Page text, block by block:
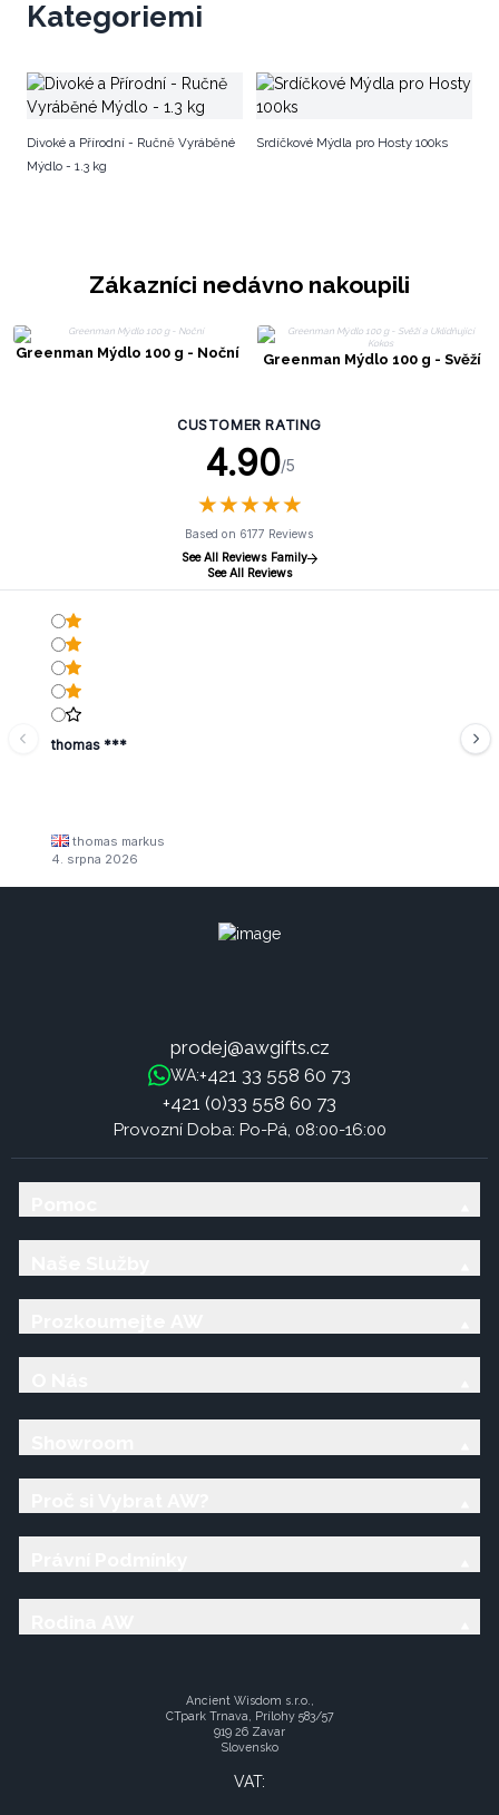
Kategoriemi
Divoké a Přírodní - Ručně Vyráběné
Mýdlo - 1.3 kg
Srdíčkové Mýdla pro Hosty 100ks
Zákazníci nedávno nakoupili
Greenman Mýdlo 100 g - Noční
Greenman Mýdlo 100 g - Svěží
CUSTOMER RATING
4.90/5
★★★★★
★★★★★
Based on 6177 Reviews
See All Reviews Family
See All Reviews
thomas ***
thomas markus
4. srpna 2026
prodej@awgifts.cz
WA:+421 33 558 60 73
+421 (0)33 558 60 73
Provozní Doba: Po-Pá, 08:00-16:00
Ancient Wisdom s.r.o.,
CTpark Trnava, Prílohy 583/57
919 26 Zavar
Slovensko
VAT: